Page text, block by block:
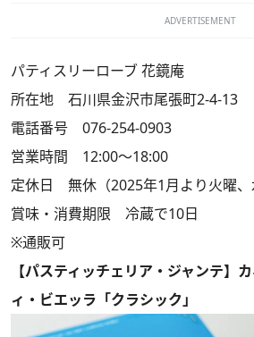
ADVERTISEMENT
パティスリーローブ 花鏡庵
所在地 石川県金沢市尾張町2-4-13
電話番号 076-254-0903
営業時間 12:00～18:00
定休日 無休（2025年1月より火曜、
賞味・消費期限 冷蔵で10日
※通販可
【パスティッチェリア・ジャンテ】
ィ・ビエッラ「クラシック」